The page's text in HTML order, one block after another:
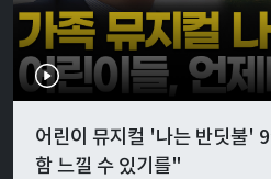
어린이 뮤지컬 '나는 반딧불'
함 느낄 수 있기를"